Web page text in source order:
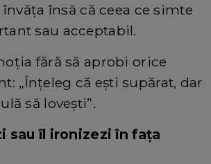
însă că ceea ce simte
sau acceptabil.
fără să aprobi orice
„Înțeleg că ești supărat, dar
să lovești”.
sau îl ironizezi în fața